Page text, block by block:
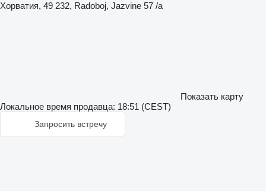
Хорватия, 49 232, Radoboj, Jazvine 57 /a
Показать карту
Локальное время продавца: 18:51 (CEST)
Запросить встречу